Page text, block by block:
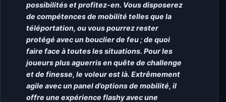
possibilités et profitez-en. Vous disposerez
de compétences de mobilité telles que la
téléportation, ou vous pourrez rester
protégé avec un bouclier de feu ; de quoi
faire face à toutes les situations. Pour les
joueurs plus aguerris en quête de challenge
et de finesse, le voleur est là. Extrêmement
agile avec un panel d’options de mobilité, il
offre une expérience flashy avec une